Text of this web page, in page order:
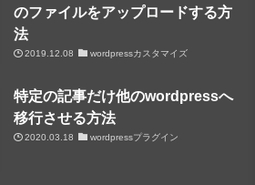
のファイルをアップロードする方
法
2019.12.08 wordpressカスタマイズ
特定の記事だけ他のwordpressへ
移行させる方法
2020.03.18 wordpressプラグイン